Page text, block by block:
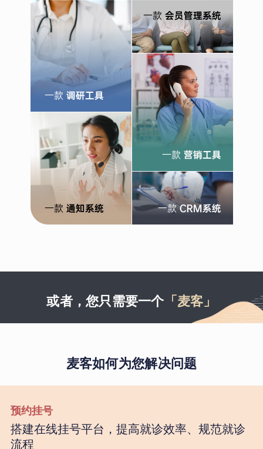
或者，您只需要一个「麦客」
麦客如何为您解决问题
预约挂号
搭建在线挂号平台，提高就诊效率、规范就诊
流程